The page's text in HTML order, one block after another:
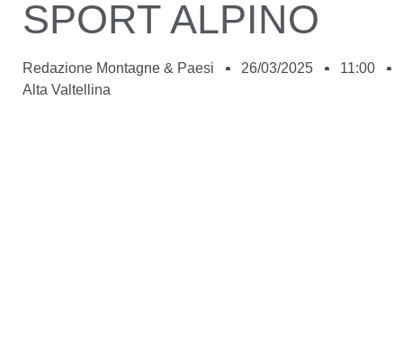
SPORT ALPINO
Redazione Montagne & Paesi 26/03/2025
11:00
Alta Valtellina